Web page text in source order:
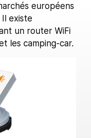
européens
existe
un router WiFi
les camping-car.